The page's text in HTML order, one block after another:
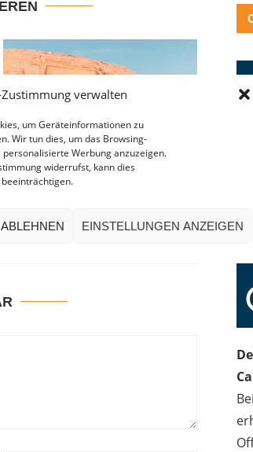
Zustimmung verwalten
um Geräteinformationen zu
Wir tun dies, um das Browsing-
Werbung anzuzeigen.
widerrufst, kann dies
ABLEHNEN EINSTELLUNGEN ANZEIGEN
Abu Simbel in Ägypten –
Der